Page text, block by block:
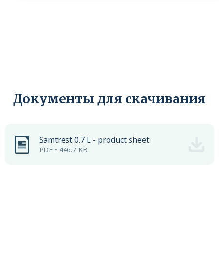
Документы для скачивания
Samtrest 0.7 L - product sheet
PDF • 446.7 KB